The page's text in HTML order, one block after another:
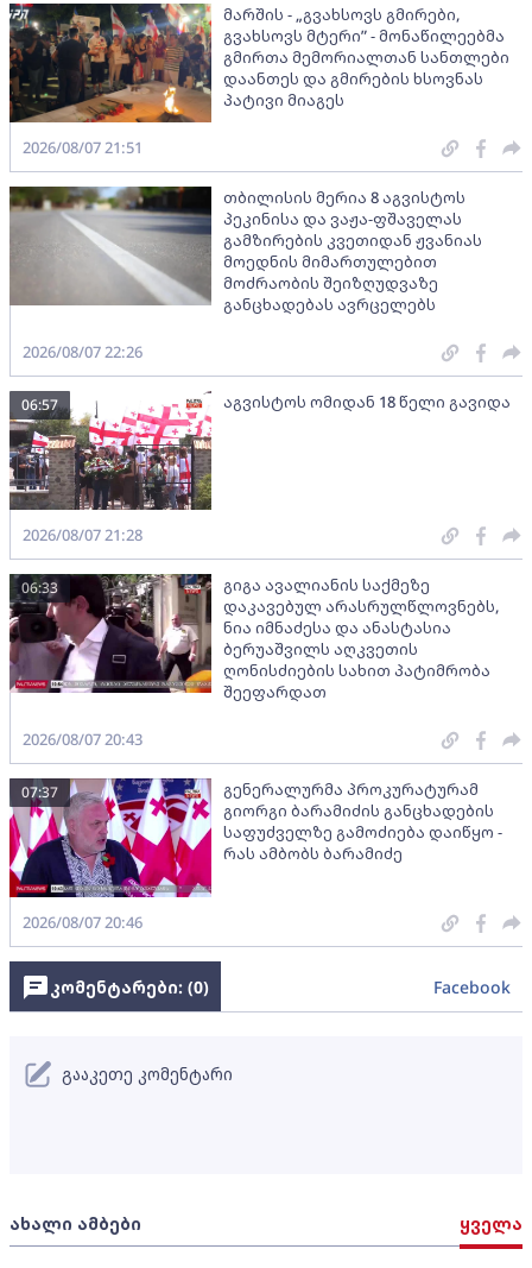
მარშის - „გვახსოვს გმირები,
გვახსოვს მტერი” - მონაწილეებმა
გმირთა მემორიალთან სანთლები
დაანთეს და გმირების ხსოვნას
პატივი მიაგეს
2026/08/07 21:51
თბილისის მერია 8 აგვისტოს
პეკინისა და ვაჟა-ფშაველას
გამზირების კვეთიდან ჟვანიას
მოედნის მიმართულებით
მოძრაობის შეიზღუდვაზე
განცხადებას ავრცელებს
2026/08/07 22:26
აგვისტოს ომიდან 18 წელი გავიდა
06:57
2026/08/07 21:28
გიგა ავალიანის საქმეზე
დაკავებულ არასრულწლოვნებს,
ნია იმნაძესა და ანასტასია
ბერუაშვილს აღკვეთის
ღონისძიების სახით პატიმრობა
შეეფარდათ
06:33
2026/08/07 20:43
გენერალურმა პროკურატურამ
გიორგი ბარამიძის განცხადების
საფუძველზე გამოძიება დაიწყო -
რას ამბობს ბარამიძე
07:37
2026/08/07 20:46
ახალი ამბები ყველა
კომენტარები: (0) Facebook
გააკეთე კომენტარი